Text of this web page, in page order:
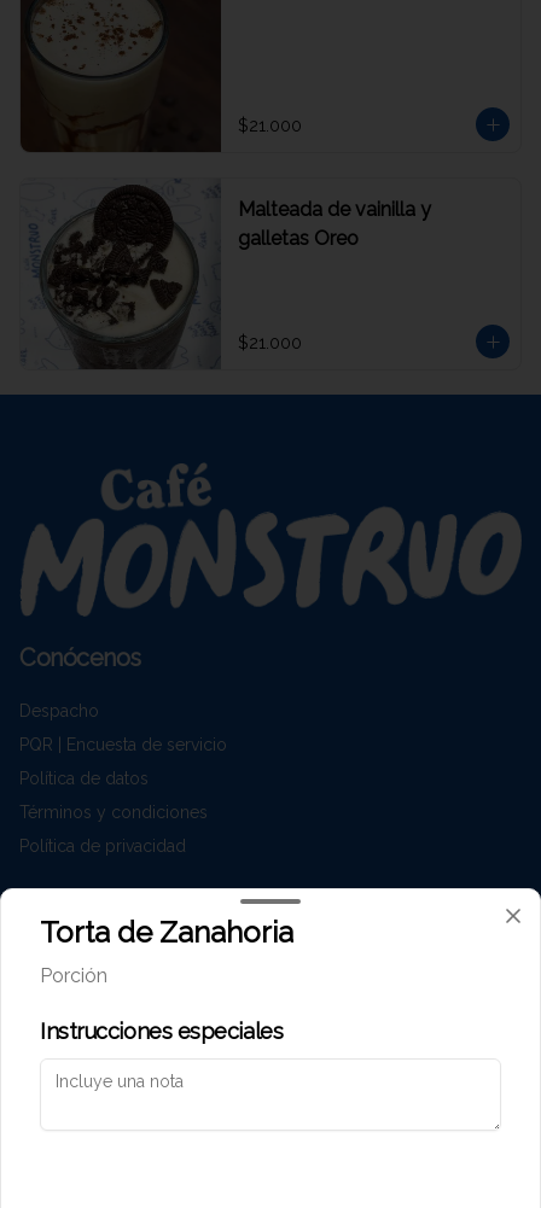
$21.000
Malteada de vainilla y
galletas Oreo
$21.000
Conócenos
Despacho
PQR | Encuesta de servicio
Política de datos
Términos y condiciones
Política de privacidad
Redes sociales
Facebook
Mi cuenta
Iniciar sesión
Torta de Zanahoria
Porción
Instrucciones especiales